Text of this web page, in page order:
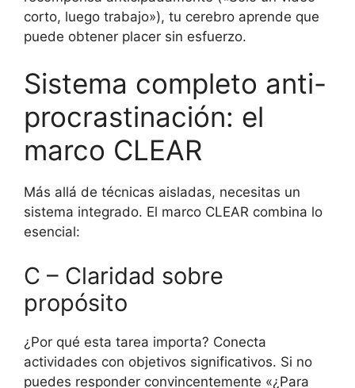
corto, luego trabajo»), tu cerebro aprende que
puede obtener placer sin esfuerzo.
Sistema completo anti-
procrastinación: el
marco CLEAR
Más allá de técnicas aisladas, necesitas un
sistema integrado. El marco CLEAR combina lo
esencial:
C – Claridad sobre
propósito
¿Por qué esta tarea importa? Conecta
actividades con objetivos significativos. Si no
puedes responder convincentemente «¿Para